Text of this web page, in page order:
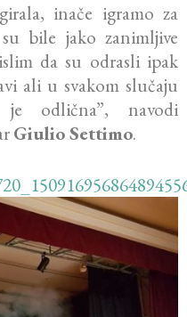
inače igramo za
bile jako zanimljive
da su odrasli ipak
ali u svakom slučaju
odlična”, navodi
Giulio Settimo.